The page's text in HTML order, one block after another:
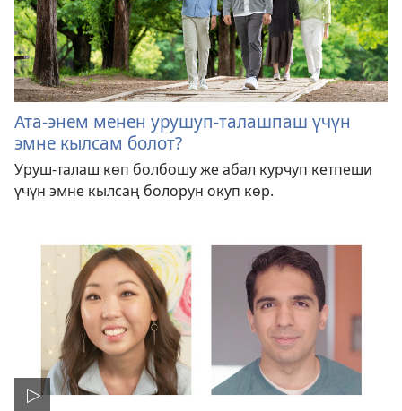
Ата-энем менен урушуп-талашпаш үчүн
эмне кылсам болот?
Уруш-талаш көп болбошу же абал курчуп кетпеши
үчүн эмне кылсаң болорун окуп көр.